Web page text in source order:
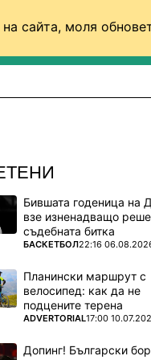
сайта, моля
Бившата годеница на
взе изненадващо
съдебната битка
ПОВЕЧЕ ОТ
БАСКЕТБОЛ22:16
Планински маршрут с
велосипед: как да не
подцените терена
ПОВЕЧЕ ОТ
ADVERTORIAL17:00
Допинг! Български